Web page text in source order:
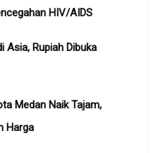
HIV/AIDS
Asia, Rupiah Dibuka
Medan Naik Tajam,
Harga